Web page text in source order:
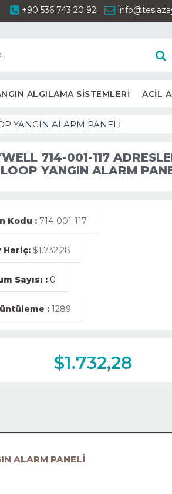
+90 536 743 20 92
ALGILAMA SİSTEMLERİ ACİL
YANGIN ALARM PANELİ
714-001-117
LOOP YANGIN ALARM
Kodu : 714-001-117
Hariç: $1.732,28
Sayısı : 0
: 1289
$1.732,28
ALARM PANELİ